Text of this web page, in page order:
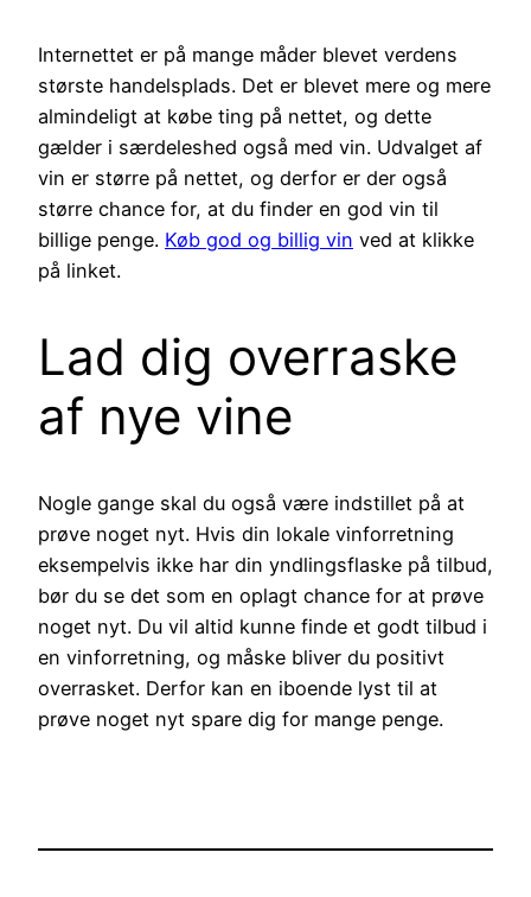
Internettet er på mange måder blevet verdens
største handelsplads. Det er blevet mere og mere
almindeligt at købe ting på nettet, og dette
gælder i særdeleshed også med vin. Udvalget af
vin er større på nettet, og derfor er der også
større chance for, at du finder en god vin til
billige penge. Køb god og billig vin ved at klikke
på linket.
Lad dig overraske
af nye vine
Nogle gange skal du også være indstillet på at
prøve noget nyt. Hvis din lokale vinforretning
eksempelvis ikke har din yndlingsflaske på tilbud,
bør du se det som en oplagt chance for at prøve
noget nyt. Du vil altid kunne finde et godt tilbud i
en vinforretning, og måske bliver du positivt
overrasket. Derfor kan en iboende lyst til at
prøve noget nyt spare dig for mange penge.